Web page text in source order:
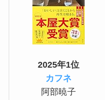
2025年1位
カフネ
阿部暁子